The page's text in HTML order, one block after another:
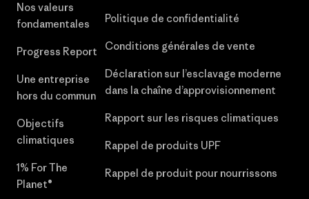
Nos valeurs
fondamentales
Progress Report
Une entreprise
hors du commun
Objectifs
climatiques
1% For The
Planet®
Politique de confidentialité
Conditions générales de vente
Déclaration sur l’esclavage moderne
dans la chaîne d’approvisionnement
Rapport sur les risques climatiques
Rappel de produits UPF
Rappel de produit pour nourrissons